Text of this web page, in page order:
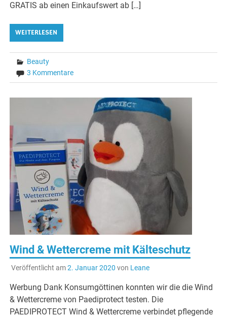
GRATIS ab einen Einkaufswert ab […]
WEITERLESEN
Beauty
3 Kommentare
Wind & Wettercreme mit Kälteschutz
Veröffentlicht am2. Januar 2020 von Leane
Werbung Dank Konsumgöttinen konnten wir die die Wind
& Wettercreme von Paediprotect testen. Die
PAEDIPROTECT Wind & Wettercreme verbindet pflegende